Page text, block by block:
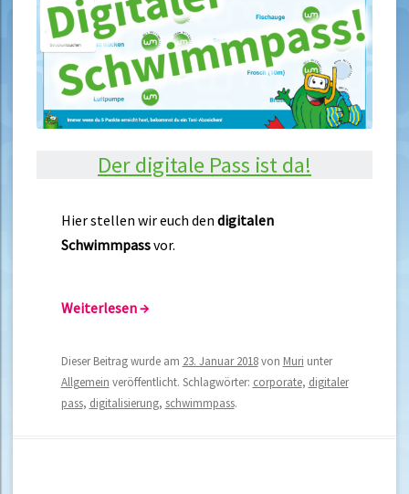
Der digitale Pass ist da!
Hier stellen wir euch den digitalen
Schwimmpassvor.
Weiterlesen→
Dieser Beitrag wurde am 23. Januar 2018von Muri unter
Allgemein veröffentlicht. Schlagwörter: corporate, digitaler
pass, digitalisierung, schwimmpass.